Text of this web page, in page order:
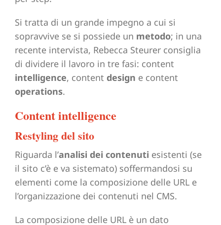
Si tratta di un grande impegno a cui si
sopravvive se si possiede un metodo; in una
recente intervista, Rebecca Steurer consiglia
di dividere il lavoro in tre fasi: content
intelligence, content design e content
operations.
Content intelligence
Restyling del sito
Riguarda l’analisi dei contenuti esistenti (se
il sito c’è e va sistemato) soffermandosi su
elementi come la composizione delle URL e
l’organizzazione dei contenuti nel CMS.
La composizione delle URL è un dato